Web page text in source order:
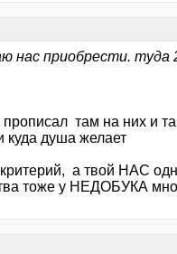
нас приобрести.
там на них и
душа желает
а твой НАС
тоже у НЕДОБУКА